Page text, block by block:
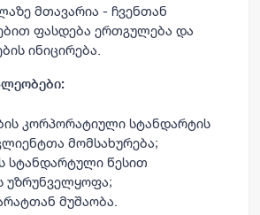
მთავარია - ჩვენთან
ფასდება ერთგულება და
ინიცირება.
კორპორატიული სტანდარტის
მომსახურება;
სტანდარტული წესით
უზრუნველყოფა;
მუშაობა.